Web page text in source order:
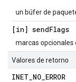
un búfer de
[in] sendFlags
marcas opcionales
Valores de retorno
INET_NO_ERROR